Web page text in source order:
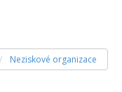
Neziskové organizace